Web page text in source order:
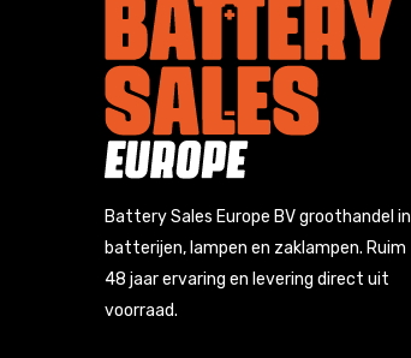
Battery Sales Europe BV groothandel in
batterijen, lampen en zaklampen. Ruim
48 jaar ervaring en levering direct uit
voorraad.